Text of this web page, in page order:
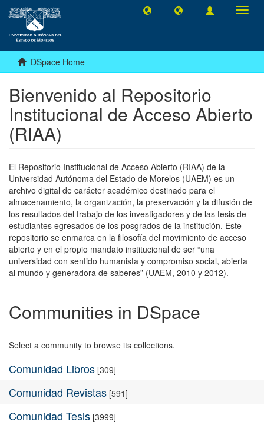
DSpace Home
Bienvenido al Repositorio
Institucional de Acceso Abierto
(RIAA)
El Repositorio Institucional de Acceso Abierto (RIAA) de la
Universidad Autónoma del Estado de Morelos (UAEM) es un
archivo digital de carácter académico destinado para el
almacenamiento, la organización, la preservación y la difusión de
los resultados del trabajo de los investigadores y de las tesis de
estudiantes egresados de los posgrados de la institución. Este
repositorio se enmarca en la filosofía del movimiento de acceso
abierto y en el propio mandato institucional de ser “una
universidad con sentido humanista y compromiso social, abierta
al mundo y generadora de saberes” (UAEM, 2010 y 2012).
Communities in DSpace
Select a community to browse its collections.
Comunidad Libros [309]
Comunidad Revistas [591]
Comunidad Tesis [3999]